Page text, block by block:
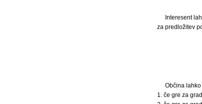
Interesent
za predložitev
Občina
1. če gre za